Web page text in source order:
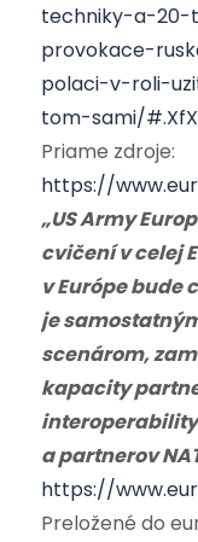
techniky-a-20-
provokace-
polaci-v-roli-
tom-sami/
Priame zdroje:
https://
„US Army
cvičení v celej
v Európe bude
je
scenárom,
kapacity
a partnerov
https://
Preložené do